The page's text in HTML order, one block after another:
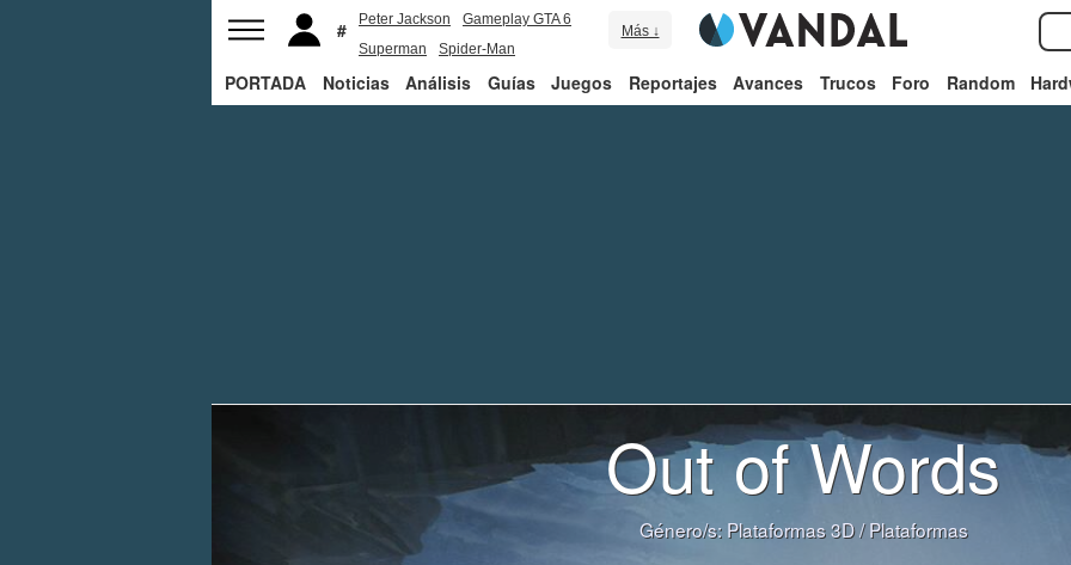
Peter Jackson
Gameplay GTA 6
Superman
Spider-Man
Más ↓
PORTADA Noticias Análisis Guías Juegos Reportajes Avances Trucos Foro Random
Out of Words
Género/s: Plataformas 3D/Plataformas